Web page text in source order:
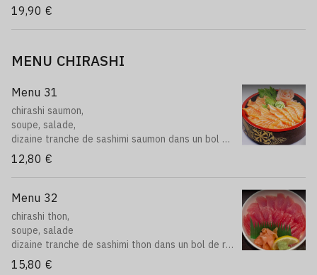
19,90 €
MENU CHIRASHI
Menu 31
chirashi saumon,
soupe, salade,
dizaine tranche de sashimi saumon dans un bol de
riz vinaigre.
12,80 €
Menu 32
chirashi thon,
soupe, salade
dizaine tranche de sashimi thon dans un bol de riz
vinaigre
15,80 €